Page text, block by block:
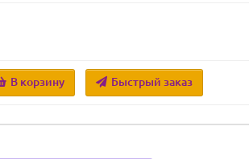
В корзину Быстрый заказ